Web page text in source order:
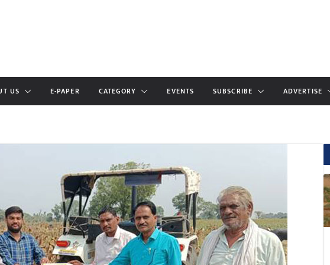
US E-PAPER CATEGORY EVENTS SUBSCRIBE ADVERTISE